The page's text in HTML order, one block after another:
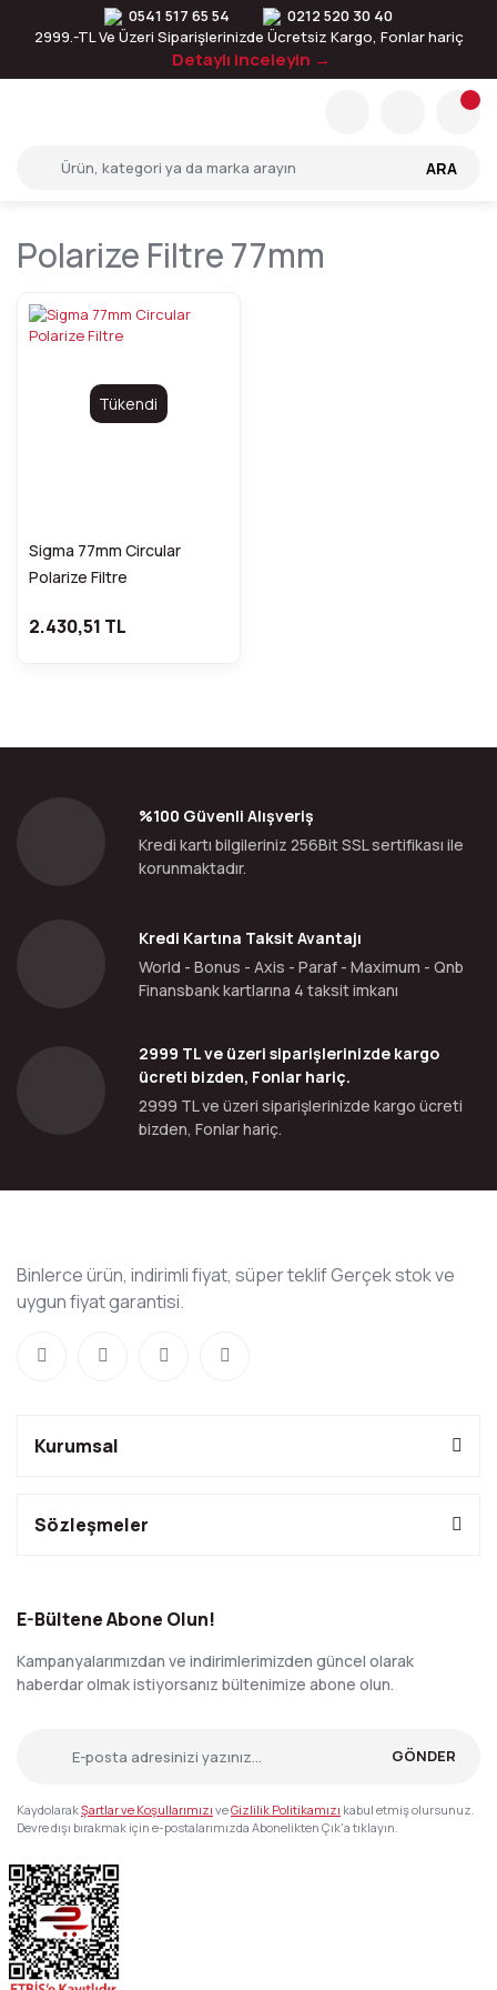
0541 517 65 54
0212 520 30 40
2999.-TL Ve Üzeri Siparişlerinizde Ücretsiz Kargo, Fonlar hariç
Detaylı inceleyin →
ARA
Polarize Filtre 77mm
Tükendi
Sigma 77mm Circular
Polarize Filtre
2.430,51 TL
%100 Güvenli Alışveriş
Kredi kartı bilgileriniz 256Bit SSL sertifikası ile
korunmaktadır.
Kredi Kartına Taksit Avantajı
World - Bonus - Axis - Paraf - Maximum - Qnb
Finansbank kartlarına 4 taksit imkanı
2999 TL ve üzeri siparişlerinizde kargo
ücreti bizden, Fonlar hariç.
2999 TL ve üzeri siparişlerinizde kargo ücreti
bizden, Fonlar hariç.
Binlerce ürün, indirimli fiyat, süper teklif Gerçek stok ve
uygun fiyat garantisi.
Kurumsal
Sözleşmeler
E-Bültene Abone Olun!
Kampanyalarımızdan ve indirimlerimizden güncel olarak
haberdar olmak istiyorsanız bültenimize abone olun.
GÖNDER
KaydolarakŞartlar ve Koşullarımızı veGizlilik Politikamızı kabul etmiş olursunuz.
Devre dışı bırakmak için e-postalarımızda Abonelikten Çık'a tıklayın.